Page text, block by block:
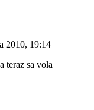
2010, 19:14
teraz sa vola